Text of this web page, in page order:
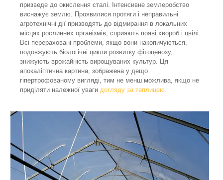
призведе до окислення сталі. Інтенсивне землеробство
виснажує землю. Проявилися протяги і неправильні
агротехнічні дії призводять до відмирання в локальних
місцях рослинних організмів, сприяють появі хвороб і цвілі.
Всі перераховані проблеми, якщо вони накопичуються,
подовжують біологічні цикли розвитку фітоценозу,
знижують врожайність вирощуваних культур. Ця
апокаліптична картина, зображена у дещо
гіпертрофованому вигляді, тим не менш можлива, якщо не
приділяти належної уваги догляду за теплицею.